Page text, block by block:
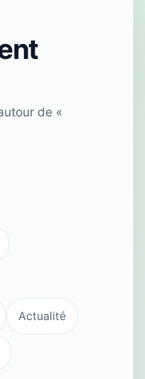
de «
Actualité